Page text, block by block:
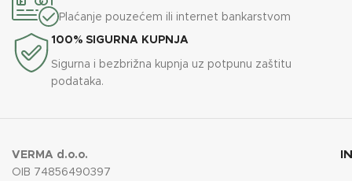
Plaćanje pouzećem ili internet bankarstvom
100% SIGURNA KUPNJA
Sigurna i bezbrižna kupnja uz potpunu zaštitu
podataka.
VERMA d.o.o.
OIB 74856490397